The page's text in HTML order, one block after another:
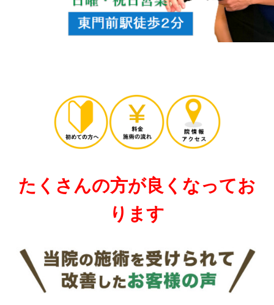
たくさんの方が良くなってお
ります